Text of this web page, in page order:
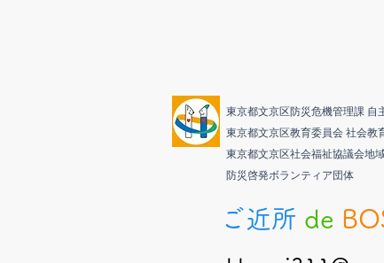
東京都文京区防災危機管理課 自
東京都文京区教育委員会 社会教
東京都文京区社会福祉協議会地
防災啓発ボランティア団体
ご近所 de